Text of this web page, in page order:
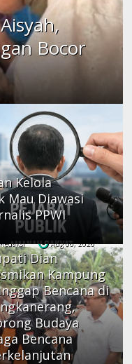
Bocor
Kelola
Mau Diawasi
PPWI
Aug 06, 2026
Dian
Kampung
Bencana di
Budaya
Bencana